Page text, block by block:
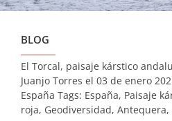
BLOG
El Torcal, paisaje kárstico
Juanjo Torres el 03 de enero
España Tags: España, Paisaje
roja, Geodiversidad, Antequera,